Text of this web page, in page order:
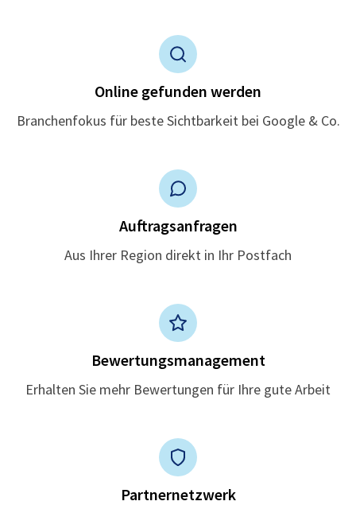
Online gefunden werden
Branchenfokus für beste Sichtbarkeit bei Google & Co.
Auftragsanfragen
Aus Ihrer Region direkt in Ihr Postfach
Bewertungsmanagement
Erhalten Sie mehr Bewertungen für Ihre gute Arbeit
Partnernetzwerk